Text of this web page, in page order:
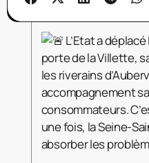
L’Etat a
porte de la Villette,
les riverains
accompagnement
consommateurs.
une fois, la Seine-
absorber les